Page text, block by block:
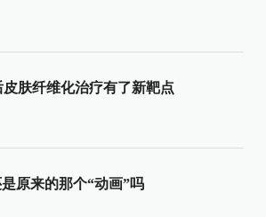
肤纤维化治疗有了新靶点
原来的那个“动画”吗